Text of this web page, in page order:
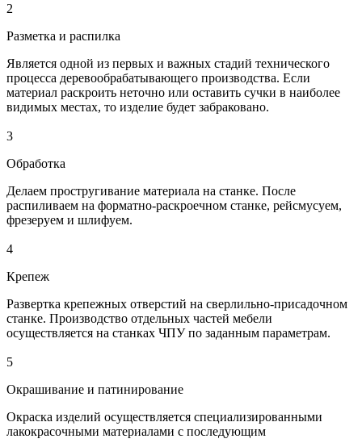
2
Разметка и распилка
Является одной из первых и важных стадий технического
процесса деревообрабатывающего производства. Если
материал раскроить неточно или оставить сучки в наиболее
видимых местах, то изделие будет забраковано.
3
Обработка
Делаем простругивание материала на станке. После
распиливаем на форматно-раскроечном станке, рейсмусуем,
фрезеруем и шлифуем.
4
Крепеж
Развертка крепежных отверстий на сверлильно-присадочном
станке. Производство отдельных частей мебели
осуществляется на станках ЧПУ по заданным параметрам.
5
Окрашивание и патинирование
Окраска изделий осуществляется специализированными
лакокрасочными материалами с последующим